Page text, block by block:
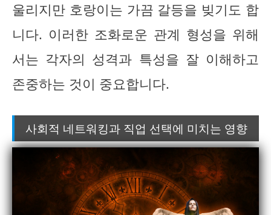
울리지만 호랑이는 가끔 갈등을 빚기도 합
니다. 이러한 조화로운 관계 형성을 위해
서는 각자의 성격과 특성을 잘 이해하고
존중하는 것이 중요합니다.
사회적 네트워킹과 직업 선택에 미치는 영향